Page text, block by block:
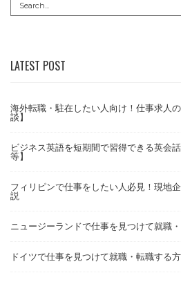
LATEST POST
海外転職・駐在したい人向け！仕事求人
談】
ビジネス英語を短期間で習得できる英会
等】
フィリピンで仕事をしたい人必見！現地
説
ニュージーランドで仕事を見つけて就職
ドイツで仕事を見つけて就職・転職する